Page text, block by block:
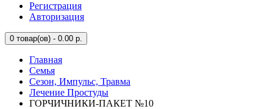
Регистрация
Авторизация
0 товар(ов) - 0.00 р.
Главная
Семья
Сезон, Импульс, Травма
Лечение Простуды
ГОРЧИЧНИКИ-ПАКЕТ №10